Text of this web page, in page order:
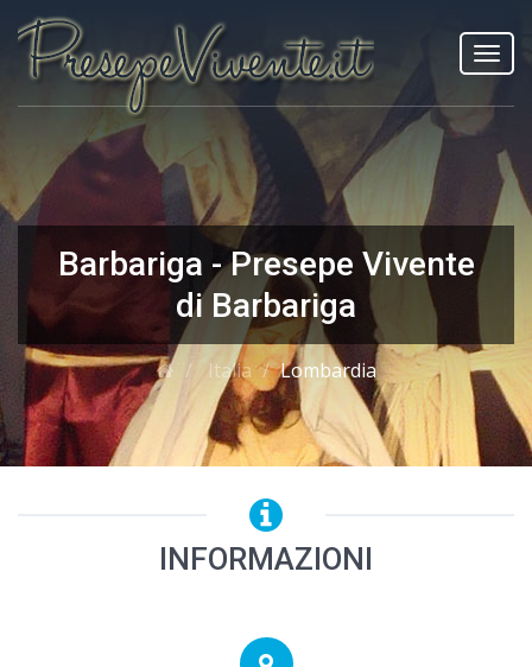
Barbariga - Presepe Vivente
di Barbariga
Italia Lombardia
INFORMAZIONI